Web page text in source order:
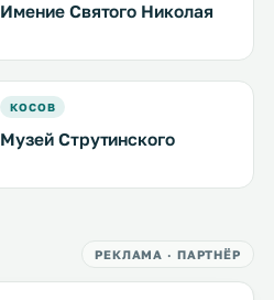
Имение Святого Николая
КОСОВ
Музей Струтинского
РЕКЛАМА · ПАРТНЁР